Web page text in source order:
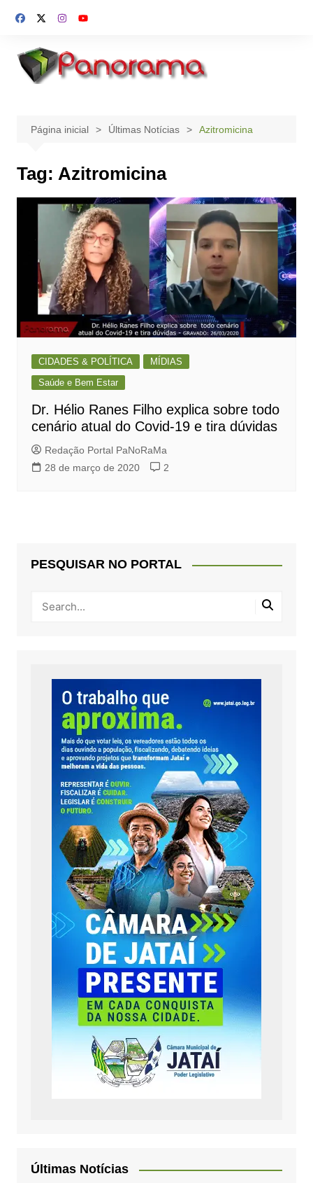
para
conteúdo
Página inicial Últimas Notícias Azitromicina
Tag: Azitromicina
CIDADES & POLÍTICA
MÍDIAS
Saúde e Bem Estar
Dr. Hélio Ranes Filho explica sobre todo
cenário atual do Covid-19 e tira dúvidas
Redação Portal PaNoRaMa
28 de março de 2020
2
PESQUISAR NO PORTAL
Últimas Notícias